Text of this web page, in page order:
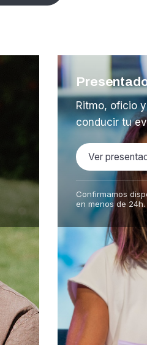
Ritmo, oficio
conducir tu
Ver
Confirmamos
en menos de 24h.